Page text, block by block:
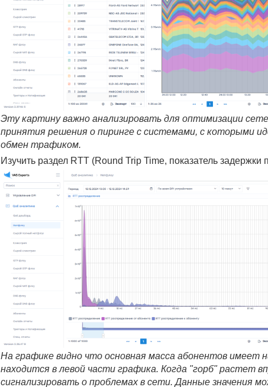
Эту картину важно анализировать для оптимизации
принятия решения о пиринге с системами, с которыми
обмен трафиком.
Изучить раздел RTT (Round Trip Time, показатель задержки
На графике видно что основная масса абонентов имеет
находится в левой части графика. Когда "горб" растет
сигнализировать о проблемах в сети. Данные значения